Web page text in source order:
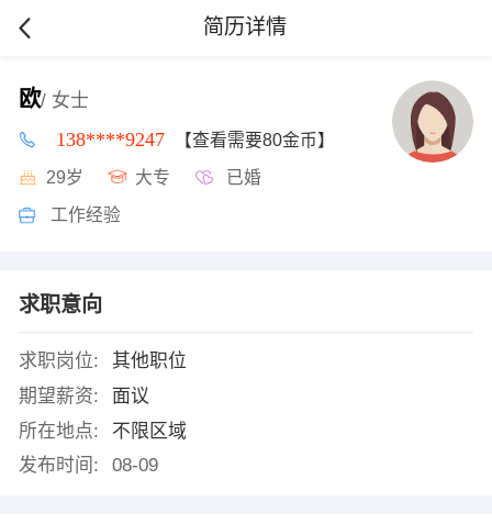
简历详情
欧/ 女士
138****9247 【查看需要80金币】
29岁 大专 已婚
工作经验
求职意向
求职岗位:
其他职位
期望薪资:
面议
所在地点:
不限区域
发布时间:
08-09